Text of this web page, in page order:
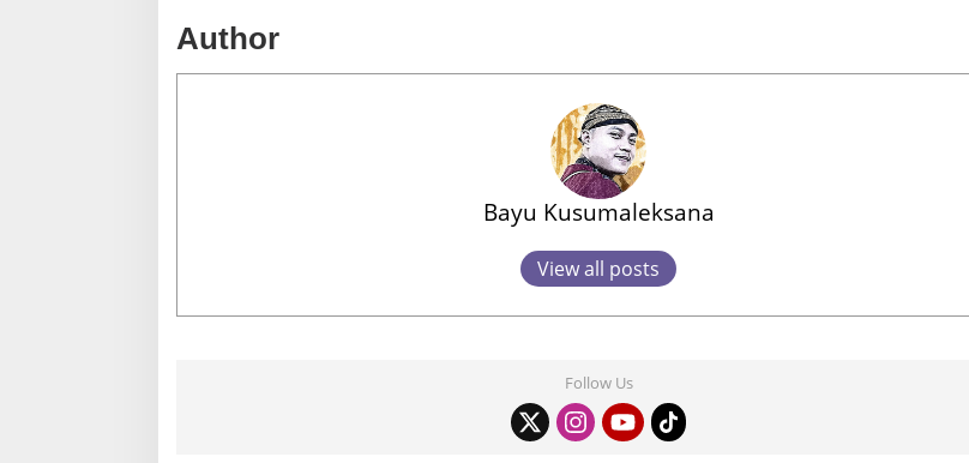
Author
Bayu Kusumaleksana
View all posts
Follow Us